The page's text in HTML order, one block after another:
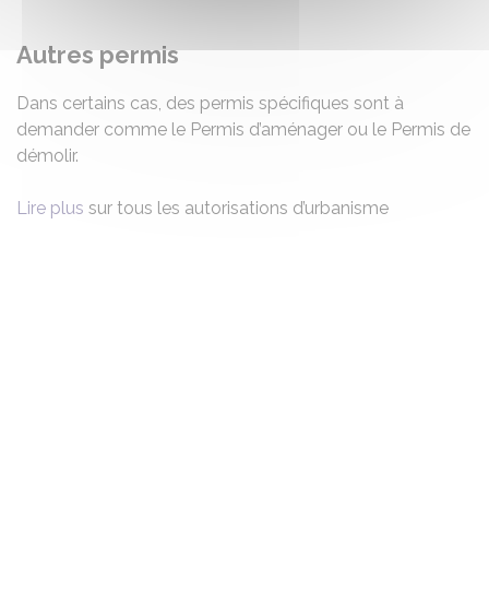
Autres permis
Dans certains cas, des permis spécifiques sont à
demander comme le Permis d’aménager ou le Permis de
démolir.
Lire plus sur tous les autorisations d’urbanisme